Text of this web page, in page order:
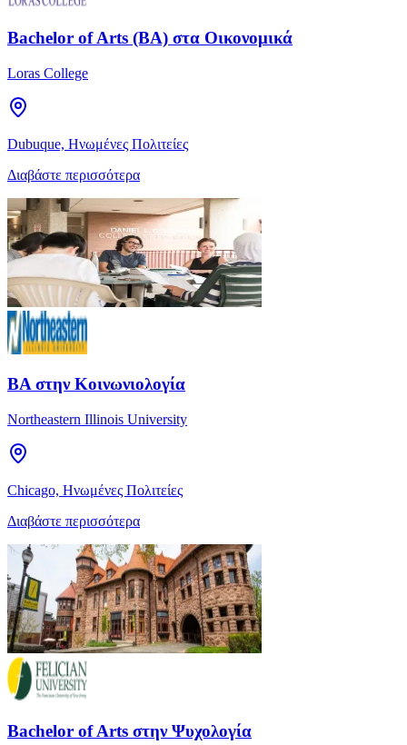
Bachelor of Arts (BA) στα Οικονομικά
Loras College
Dubuque, Ηνωμένες Πολιτείες
Διαβάστε περισσότερα
BA στην Κοινωνιολογία
Northeastern Illinois University
Chicago, Ηνωμένες Πολιτείες
Διαβάστε περισσότερα
Bachelor of Arts στην Ψυχολογία